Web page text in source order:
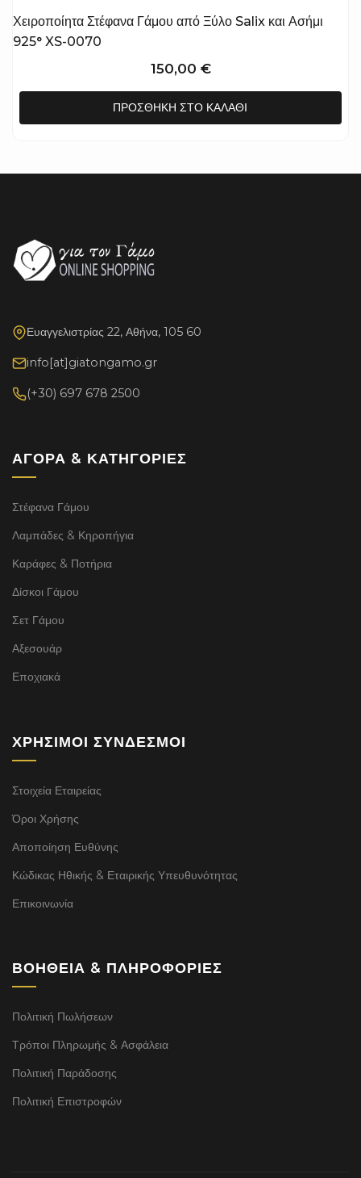
Χειροποίητα Στέφανα Γάμου από Ξύλο Salix και Ασήμι
925° XS-0070
150,00 €
ΠΡΟΣΘΉΚΗ ΣΤΟ ΚΑΛΆΘΙ
Ευαγγελιστρίας 22, Αθήνα, 105 60
info[at]giatongamo.gr
(+30) 697 678 2500
ΑΓΟΡΆ & ΚΑΤΗΓΟΡΊΕΣ
Στέφανα Γάμου
Λαμπάδες & Κηροπήγια
Καράφες & Ποτήρια
Δίσκοι Γάμου
Σετ Γάμου
Αξεσουάρ
Εποχιακά
ΧΡΉΣΙΜΟΙ ΣΎΝΔΕΣΜΟΙ
Στοιχεία Εταιρείας
Όροι Χρήσης
Αποποίηση Ευθύνης
Κώδικας Ηθικής & Εταιρικής Υπευθυνότητας
Επικοινωνία
ΒΟΉΘΕΙΑ & ΠΛΗΡΟΦΟΡΊΕΣ
Πολιτική Πωλήσεων
Τρόποι Πληρωμής & Ασφάλεια
Πολιτική Παράδοσης
Πολιτική Επιστροφών